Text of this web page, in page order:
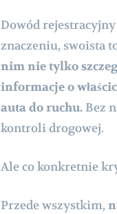
Dowód
znaczeniu, swoista
nim nie tylko
informacje o
auta do ruchu. Bez
kontroli drogowej.
Ale co konkretnie
Przede wszystkim,